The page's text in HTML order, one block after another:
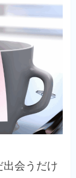
出会うだけ